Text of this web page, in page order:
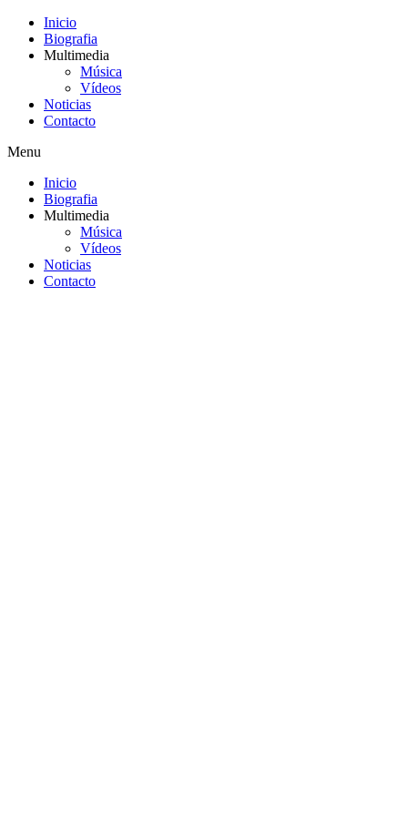
Inicio
Biografia
Multimedia
Música
Vídeos
Noticias
Contacto
Menu
Inicio
Biografia
Multimedia
Música
Vídeos
Noticias
Contacto